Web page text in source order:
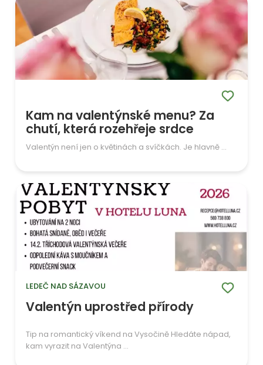
Kam na valentýnské menu? Za
chutí, která rozehřeje srdce
Valentýn není jen o květinách a svíčkách. Je hlavně ...
LEDEČ NAD SÁZAVOU
Valentýn uprostřed přírody
Tip na romantický víkend na Vysočině Hledáte nápad,
kam vyrazit na Valentýna ...